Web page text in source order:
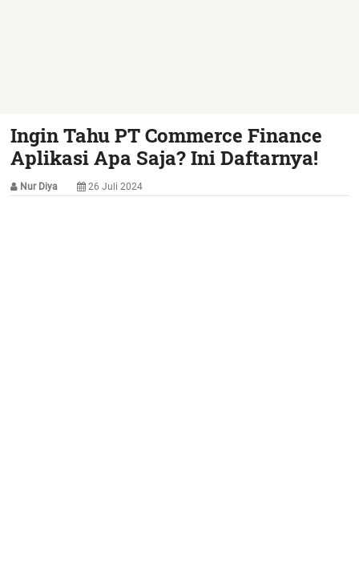
Ingin Tahu PT Commerce Finance
Aplikasi Apa Saja? Ini Daftarnya!
Nur Diya 26 Juli 2024